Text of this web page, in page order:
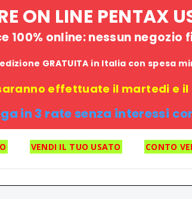
ON LINE PENTAX
100% online: nessun
GRATUITA in Italia con spesa
effettuate il martedi e
in 3 rate senza interessi
VENDI IL TUO USATO CONTO